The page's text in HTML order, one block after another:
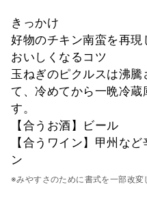
きっかけ
好物のチキン南蛮を再現
おいしくなるコツ
玉ねぎのピクルスは沸
て、冷めてから一晩冷蔵
す。
【合うお酒】ビール
【合うワイン】甲州な
ン
※みやすさのために書式を一部改変